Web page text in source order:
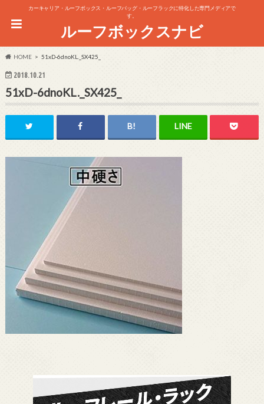
カーキャリア・ルーフボックス・ルーフバッグ・ルーフラックに特化した専門メディアで
す。
ルーフボックスナビ
HOME 51xD-6dnoKL._SX425_
2018.10.21
51xD-6dnoKL._SX425_